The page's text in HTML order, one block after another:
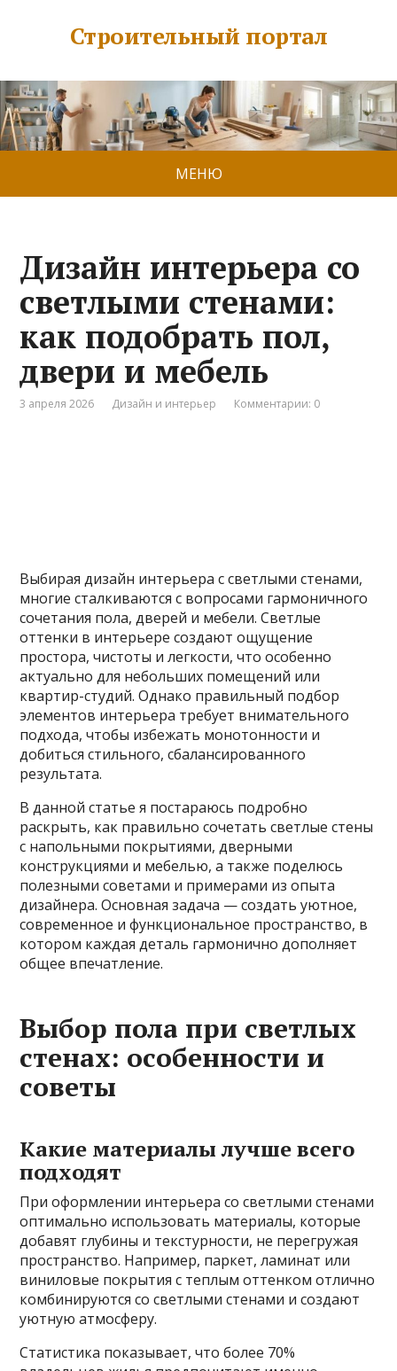
Строительный портал
МЕНЮ
Дизайн интерьера со
светлыми стенами:
как подобрать пол,
двери и мебель
3 апреля 2026 Дизайн и интерьер Комментарии: 0
Выбирая дизайн интерьера с светлыми стенами,
многие сталкиваются с вопросами гармоничного
сочетания пола, дверей и мебели. Светлые
оттенки в интерьере создают ощущение
простора, чистоты и легкости, что особенно
актуально для небольших помещений или
квартир-студий. Однако правильный подбор
элементов интерьера требует внимательного
подхода, чтобы избежать монотонности и
добиться стильного, сбалансированного
результата.
В данной статье я постараюсь подробно
раскрыть, как правильно сочетать светлые стены
с напольными покрытиями, дверными
конструкциями и мебелью, а также поделюсь
полезными советами и примерами из опыта
дизайнера. Основная задача — создать уютное,
современное и функциональное пространство, в
котором каждая деталь гармонично дополняет
общее впечатление.
Выбор пола при светлых
стенах: особенности и
советы
Какие материалы лучше всего
подходят
При оформлении интерьера со светлыми стенами
оптимально использовать материалы, которые
добавят глубины и текстурности, не перегружая
пространство. Например, паркет, ламинат или
виниловые покрытия с теплым оттенком отлично
комбинируются со светлыми стенами и создают
уютную атмосферу.
Статистика показывает, что более 70%